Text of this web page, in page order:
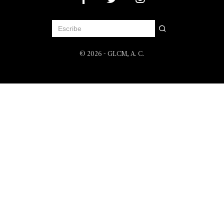
© 2026 - GLCM, A. C.